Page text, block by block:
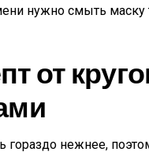
нужно смыть маску
от
гораздо нежнее,